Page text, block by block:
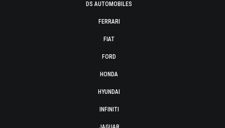
DS AUTOMOBILES
FERRARI
FIAT
FORD
HONDA
HYUNDAI
INFINITI